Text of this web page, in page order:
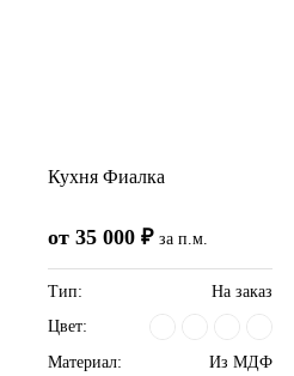
Кухня Фиалка
от 35 000 ₽ за п.м.
Тип:
На заказ
Цвет:
Материал:
Из МДФ